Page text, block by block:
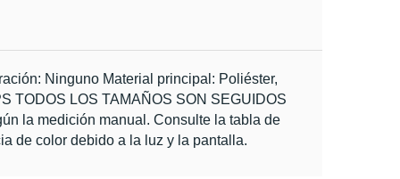
Ninguno Material principal: Poliéster,
TODOS LOS TAMAÑOS SON SEGUIDOS
la medición manual. Consulte la tabla de
de color debido a la luz y la pantalla.